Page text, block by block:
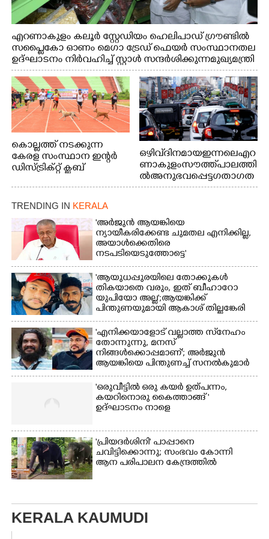
എറണാകുളം കലൂർ സ്റ്റേഡിയം ഹെലിപാഡ് ഗ്രൗണ്ടിൽ
സപ്ളൈകോ ഓണം മെഗാ ട്രേഡ് ഫെയർ സംസ്ഥാനതല
ഉദ്ഘാടനം നിർവഹിച്ച് സ്റ്റാൾ സന്ദർശിക്കുന്ന മുഖ്യമന്ത്രി
വി.ഡി. സതീശൻ. മന്ത്രി അനൂപ് ജേക്കബ് സമീപം
കൊല്ലത്ത് നടക്കുന്ന
കേരള സംസ്ഥാന ഇന്റർ
ഡിസ്ട്രിക്റ്റ് ക്ലബ്
ചാമ്പ്യൻഷിപ്പിൽ അണ്ടർ
20 ആൺകുട്ടികളുടെ 200
മത്സരത്തിനിടെ സിന്തറ്റിക്
ട്രാക്കിന് കുറുകെ ഓടുന്ന
നായകൾ.
ഒഴിവ് ദിനമായ ഇന്നലെ എറ
ണാകുളം സൗത്ത് പാലത്തി
ൽ അനുഭവപ്പെട്ട ഗതാഗത
ക്കുരുക്ക്
TRENDING IN KERALA
'അർജുൻ ആയങ്കിയെ
ന്യായീകരിക്കേണ്ട ചുമതല എനിക്കില്ല,
അയാൾക്കെതിരെ
നടപടിയെടുത്തോട്ടെ'
'ആയുധപ്പുരയിലെ തോക്കുകൾ
തികയാതെ വരും, ഇത് ബീഹാറോ
യുപിയോ അല്ല';ആയങ്കിക്ക്
പിന്തുണയുമായി ആകാശ് തില്ലങ്കേരി
'എനിക്കയാളോട് വല്ലാത്ത സ്‌നേഹം
തോന്നുന്നു, മനസ്
നിങ്ങൾക്കൊപ്പമാണ്'; അർജുൻ
ആയങ്കിയെ പിന്തുണച്ച് സനൽകുമാർ
'ഒരുവീട്ടിൽ ഒരു കയർ ഉത്പന്നം,
കയറിനൊരു കൈത്താങ്ങ് '
ഉദ്ഘാടനം നാളെ
'പ്രിയദർശിനി' പാപ്പാനെ
ചവിട്ടിക്കൊന്നു; സംഭവം കോന്നി
ആന പരിപാലന കേന്ദ്രത്തിൽ
KERALA KAUMUDI